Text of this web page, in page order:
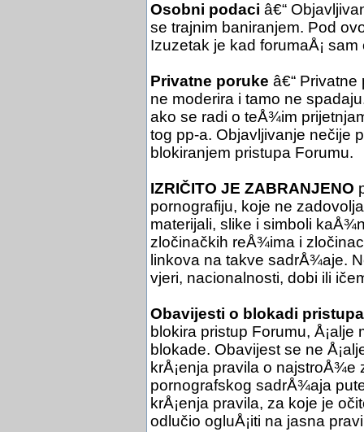
Osobni podaci â€“
se trajnim baniranjem. Pod
Izuzetak je kad forumaÅ¡
Privatne poruke â€“
ne moderira i tamo ne
ako se radi o teÅ¾im
tog pp-a. Objavljivanje nečije
blokiranjem pristupa Forumu.
IZRIČITO JE ZABRANJENO
pornografiju, koje ne
materijali, slike i simboli
zločinačkih reÅ¾ima i
linkova na takve sadrÅ¾aje.
vjeri, nacionalnosti, dobi ili
Obavijesti o blokadi pristupa
blokira pristup Forumu,
blokade. Obavijest se ne
krÅ¡enja pravila o
pornografskog sadrÅ¾aja
krÅ¡enja pravila, za koje je
odlučio ogluÅ¡iti na jasna